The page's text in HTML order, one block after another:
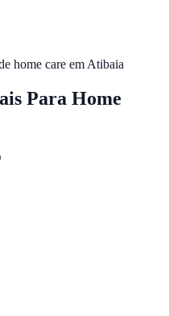
home care emAtibaia
Para Home